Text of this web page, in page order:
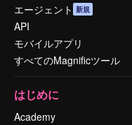
エージェント 新規
API
モバイルアプリ
すべてのMagnificツール
はじめに
Academy